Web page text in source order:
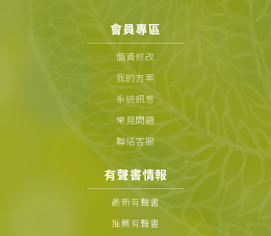
會員專區
個資修改
我的方案
系統訊息
常見問題
聯絡客服
有聲書情報
最新有聲書
推薦有聲書